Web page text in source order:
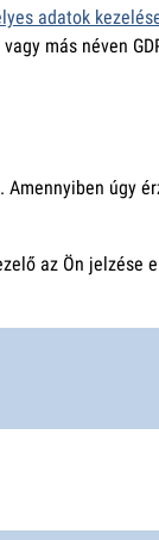
adatok
más néven
úgy
az Ön jelzése